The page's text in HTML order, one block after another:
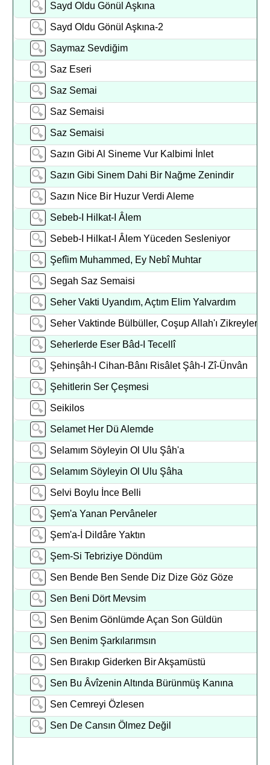
Sayd Oldu Gönül Aşkına
Sayd Oldu Gönül Aşkına-2
Saymaz Sevdiğim
Saz Eseri
Saz Semai
Saz Semaisi
Saz Semaisi
Sazın Gibi Al Sineme Vur Kalbimi İnlet
Sazın Gibi Sinem Dahi Bir Nağme Zenindir
Sazın Nice Bir Huzur Verdi Aleme
Sebeb-I Hilkat-I Âlem
Sebeb-I Hilkat-I Âlem Yüceden Sesleniyor
Şefîim Muhammed, Ey Nebî Muhtar
Segah Saz Semaisi
Seher Vakti Uyandım, Açtım Elim Yalvardım
Seher Vaktinde Bülbüller, Coşup Allah'ı Zikreyler
Seherlerde Eser Bâd-I Tecellî
Şehinşâh-I Cihan-Bânı Risâlet Şâh-I Zî-Ünvân
Şehitlerin Ser Çeşmesi
Seikilos
Selamet Her Dü Alemde
Selamım Söyleyin Ol Ulu Şâh'a
Selamım Söyleyin Ol Ulu Şâha
Selvi Boylu İnce Belli
Şem'a Yanan Pervâneler
Şem'a-İ Dildâre Yaktın
Şem-Si Tebriziye Döndüm
Sen Bende Ben Sende Diz Dize Göz Göze
Sen Beni Dört Mevsim
Sen Benim Gönlümde Açan Son Güldün
Sen Benim Şarkılarımsın
Sen Bırakıp Giderken Bir Akşamüstü
Sen Bu Âvîzenin Altında Bürünmüş Kanına
Sen Cemreyi Özlesen
Sen De Cansın Ölmez Değil